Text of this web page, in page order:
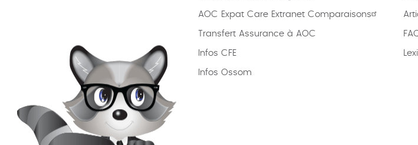
AOC Expat Care Extranet Comparaisons
Transfert Assurance à AOC
Infos CFE
Infos Ossom